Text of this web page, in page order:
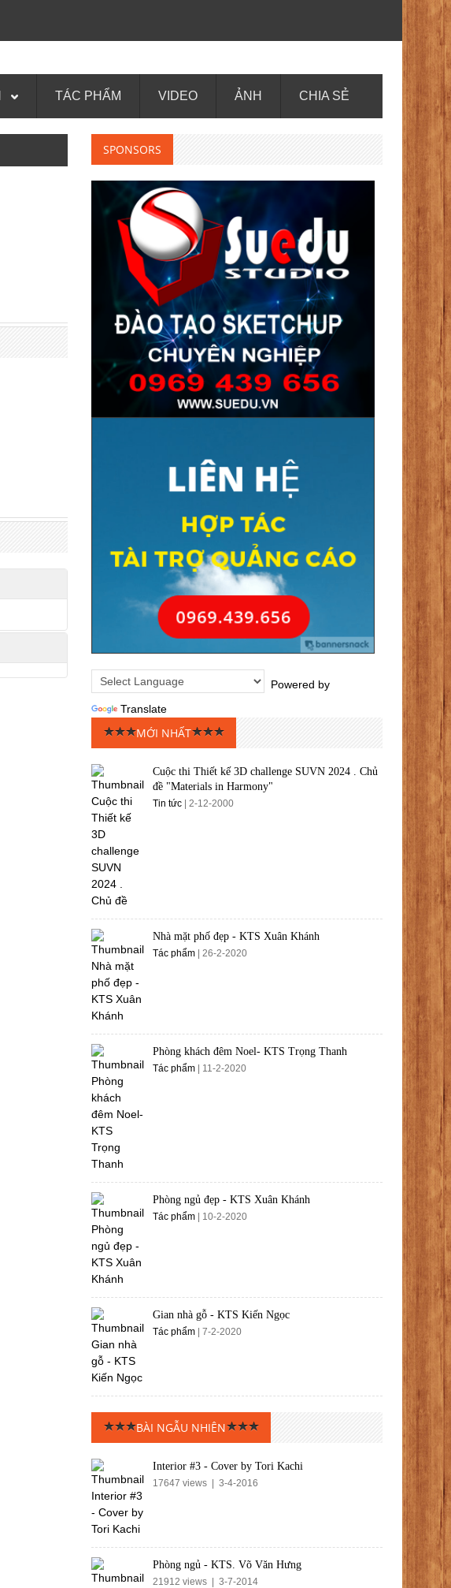
TÁC PHẨM VIDEO ẢNH CHIA SẺ
SPONSORS
Powered by
Translate
MỚI NHẤT
Cuộc thi Thiết kế 3D challenge SUVN 2024 . Chủ
đề "Materials in Harmony"
Tin tức| 2-12-2000
Nhà mặt phố đẹp - KTS Xuân Khánh
Tác phẩm | 26-2-2020
Phòng khách đêm Noel- KTS Trọng Thanh
Tác phẩm | 11-2-2020
Phòng ngủ đẹp - KTS Xuân Khánh
Tác phẩm | 10-2-2020
Gian nhà gỗ - KTS Kiến Ngọc
Tác phẩm | 7-2-2020
BÀI NGẪU NHIÊN
Interior #3 - Cover by Tori Kachi
17647 views | 3-4-2016
Phòng ngủ - KTS. Võ Văn Hưng
21912 views | 3-7-2014